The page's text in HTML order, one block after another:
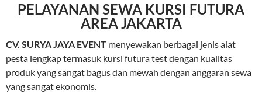
PELAYANAN SEWA KURSI FUTURA
AREA JAKARTA
CV. SURYA JAYA EVENT menyewakan berbagai jenis alat
pesta lengkap termasuk kursi futura test dengan kualitas
produk yang sangat bagus dan mewah dengan anggaran sewa
yang sangat ekonomis.